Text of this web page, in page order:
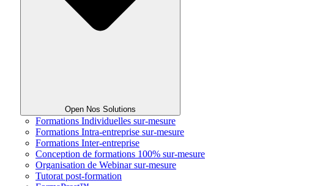
Open Nos Solutions
Formations Individuelles sur-mesure
Formations Intra-entreprise sur-mesure
Formations Inter-entreprise
Conception de formations 100% sur-mesure
Organisation de Webinar sur-mesure
Tutorat post-formation